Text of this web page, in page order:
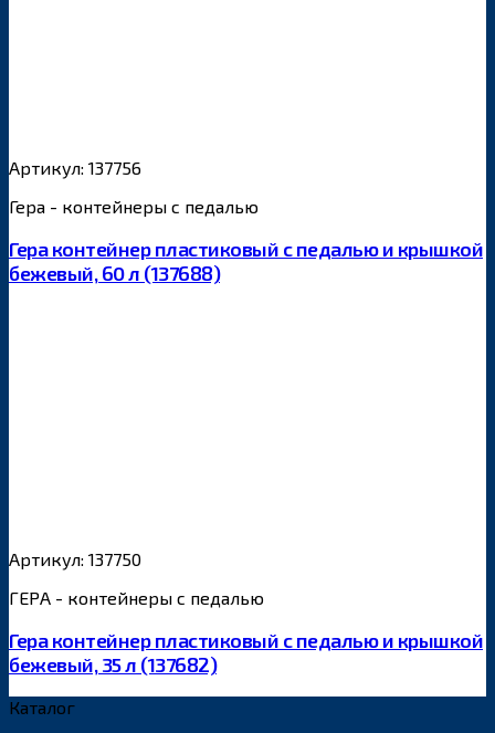
Артикул: 137756
Гера - контейнеры с педалью
Гера контейнер пластиковый с педалью и крышкой
бежевый, 60 л (137688)
Артикул: 137750
ГЕРА - контейнеры с педалью
Гера контейнер пластиковый с педалью и крышкой
бежевый, 35 л (137682)
Каталог